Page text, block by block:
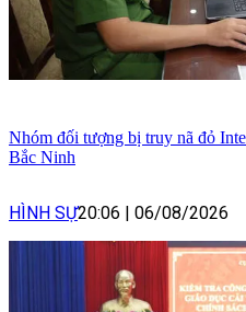
Nhóm đối tượng bị truy nã đỏ
Bắc Ninh
HÌNH SỰ20:06 06/08/2026